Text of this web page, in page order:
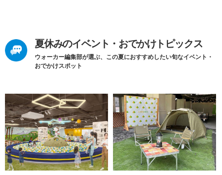
夏休みのイベント・おでかけトピックス
ウォーカー編集部が選ぶ、この夏におすすめしたい旬なイベント・
おでかけスポット